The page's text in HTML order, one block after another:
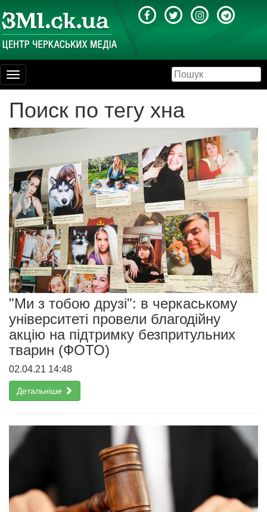
Toggle
navigation
Поиск по тегу хна
"Ми з тобою друзі": в черкаському
університеті провели благодійну
акцію на підтримку безпритульних
тварин (ФОТО)
02.04.21 14:48
Детальніше